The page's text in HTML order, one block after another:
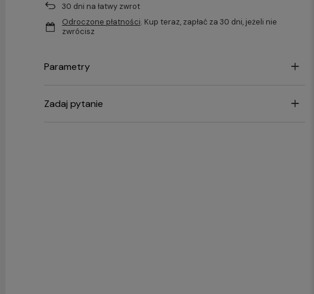
30 dni na łatwy zwrot
Odroczone płatności. Kup teraz, zapłać za 30 dni, jeżeli nie
zwrócisz
Parametry
Zadaj pytanie